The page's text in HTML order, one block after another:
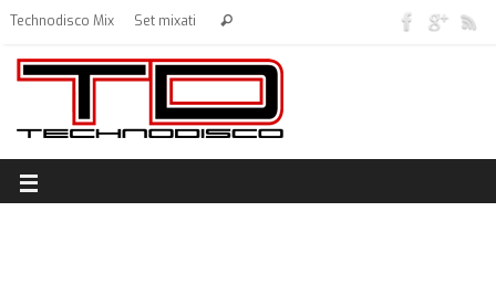
Technodisco Mix Set mixati